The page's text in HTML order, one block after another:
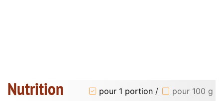
Nutrition pour 1 portion / pour 100 g